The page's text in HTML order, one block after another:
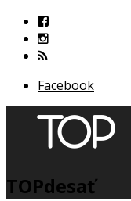
Facebook
TOPdesať